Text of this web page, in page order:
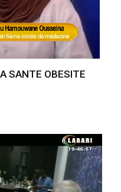
SANTE OBESITE